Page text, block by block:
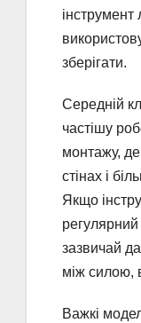
зберігати.
Середній
частішу
монтажу,
стінах і
Якщо
зазвичай
між силою,
Важкі